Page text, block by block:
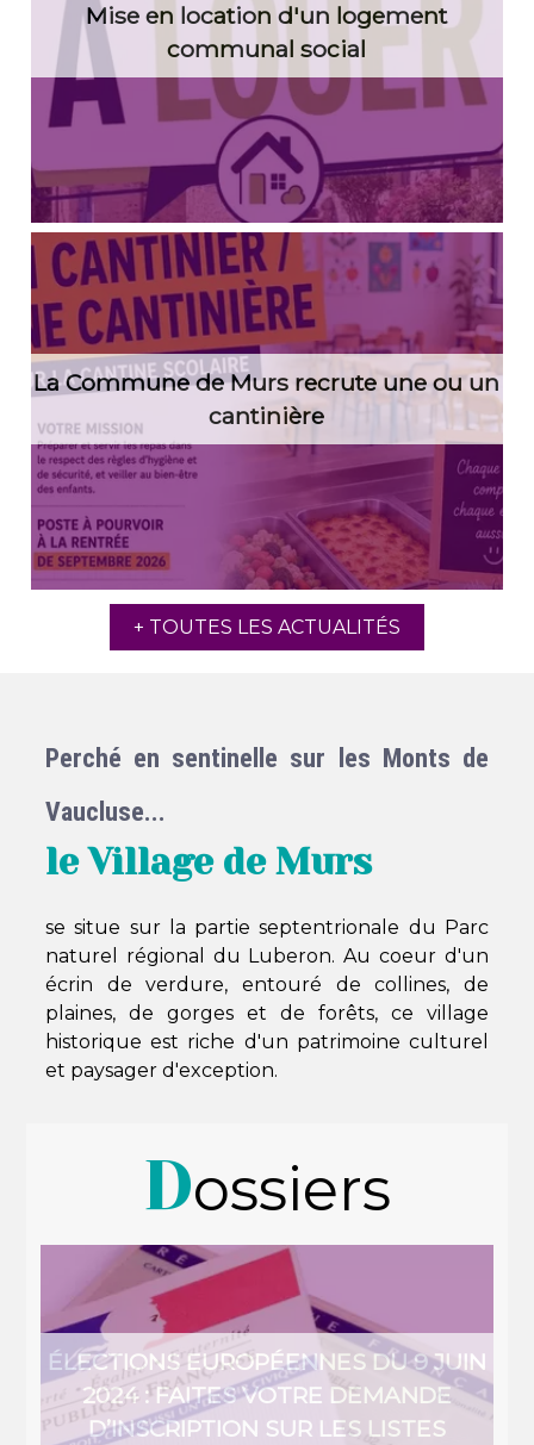
Mise en location d'un logement
communal social
La Commune de Murs recrute une ou un
cantinière
+ TOUTES LES ACTUALITÉS
Perché en sentinelle sur les Monts de
Vaucluse...
le Village de Murs
se situe sur la partie septentrionale du Parc
naturel régional du Luberon. Au coeur d'un
écrin de verdure, entouré de collines, de
plaines, de gorges et de forêts, ce village
historique est riche d'un patrimoine culturel
et paysager d'exception.
Dossiers
ÉLECTIONS EUROPÉENNES DU 9 JUIN
2024 : FAITES VOTRE DEMANDE
D’INSCRIPTION SUR LES LISTES